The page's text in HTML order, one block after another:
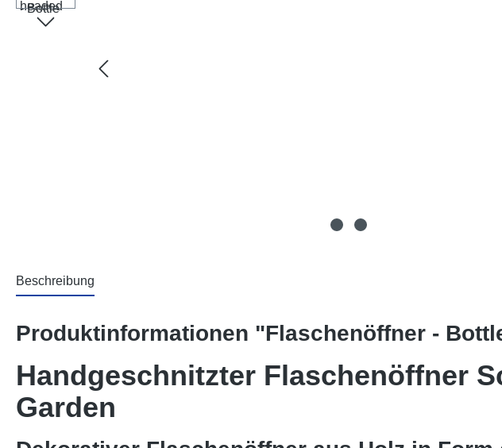
Beschreibung
Produktinformationen "Flaschenöffner -
Handgeschnitzter Flaschenöffner
Garden